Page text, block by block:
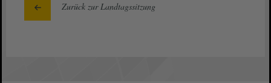
Zurück zur Landtagssitzung